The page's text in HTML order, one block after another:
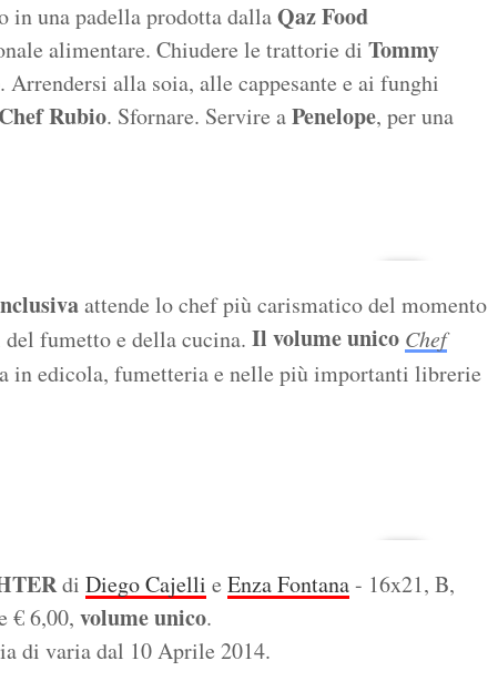
in una padella prodotta dallaQaz Food
alimentare. Chiudere le trattorie di Tommy
. Arrendersi alla soia, alle cappesante e ai funghi
Chef Rubio. Sfornare. Servire aPenelope, per una
attende lo chef più carismatico del momento
fumetto e della cucina. Il volume unico Chef
in edicola, fumetteria e nelle più importanti librerie
di Diego Cajelli e Enza Fontana- 16x21, B,
€ 6,00, volume unico.
di varia dal 10 Aprile 2014.